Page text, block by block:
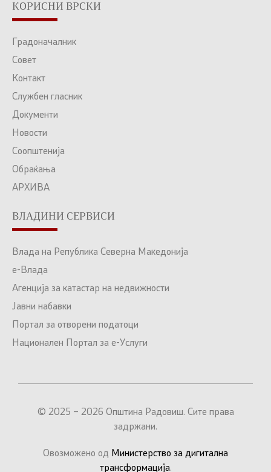
КОРИСНИ ВРСКИ
Градоначалник
Совет
Контакт
Службен гласник
Документи
Новости
Соопштенија
Обраќања
АРХИВА
ВЛАДИНИ СЕРВИСИ
Влада на Република Северна Македонија
е-Влада
Агенција за катастар на недвижности
Јавни набавки
Портал за отворени податоци
Национален Портал за е-Услуги
© 2025 – 2026 Општина Радовиш. Сите права
задржани.
Овозможено од Министерство за дигитална
трансформација.